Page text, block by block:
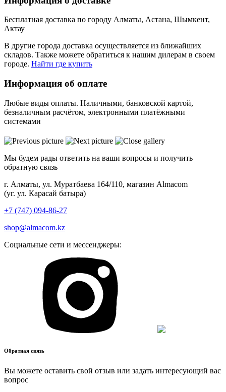
Бесплатная доставка по городу Алматы, Астана, Шымкент,
Актау
В другие города доставка осуществляется из ближайших
складов. Также можете обратиться к нашим дилерам в своем
городе. Найти где купить
Информация об оплате
Любые виды оплаты. Наличными, банковской картой,
безналичным расчётом, электронными платёжными
системами
Мы будем рады ответить на ваши вопросы и получить
обратную связь
г. Алматы, ул. Муратбаева 164/110, магазин Almacom
(уг. ул. Карасай батыра)
+7 (747) 094-86-27
shop@almacom.kz
Социальные сети и мессенджеры:
Обратная связь
Вы можете оставить свой отзыв или задать интересующий вас
вопрос